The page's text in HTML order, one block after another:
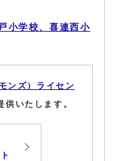
小学校、喜連西小
ンズ）ライセン
供いたします。